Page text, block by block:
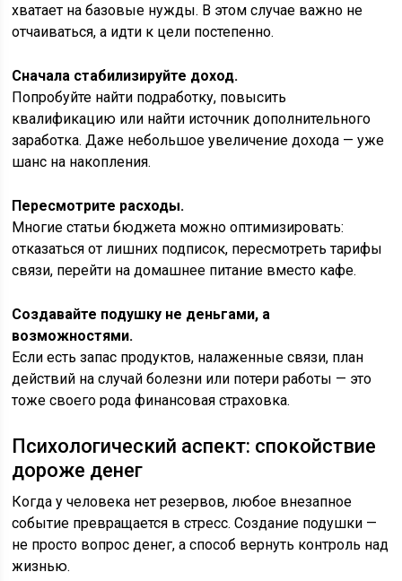
хватает на базовые нужды. В этом случае важно не
отчаиваться, а идти к цели постепенно.
Сначала стабилизируйте доход.
Попробуйте найти подработку, повысить
квалификацию или найти источник дополнительного
заработка. Даже небольшое увеличение дохода — уже
шанс на накопления.
Пересмотрите расходы.
Многие статьи бюджета можно оптимизировать:
отказаться от лишних подписок, пересмотреть тарифы
связи, перейти на домашнее питание вместо кафе.
Создавайте подушку не деньгами, а
возможностями.
Если есть запас продуктов, налаженные связи, план
действий на случай болезни или потери работы — это
тоже своего рода финансовая страховка.
Психологический аспект: спокойствие
дороже денег
Когда у человека нет резервов, любое внезапное
событие превращается в стресс. Создание подушки —
не просто вопрос денег, а способ вернуть контроль над
жизнью.